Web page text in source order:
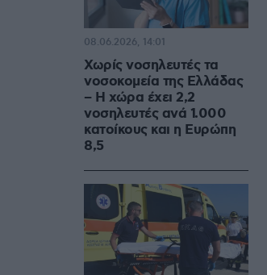
Χωρίς νοσηλευτές τα
νοσοκομεία της Ελλάδας
– Η χώρα έχει 2,2
νοσηλευτές ανά 1.000
κατοίκους και η Ευρώπη
8,5
08.06.2026, 14:01